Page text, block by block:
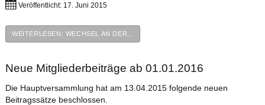
Veröffentlicht: 17. Juni 2015
WEITERLESEN: WECHSEL AN DER...
Neue Mitgliederbeiträge ab 01.01.2016
Die Hauptversammlung hat am 13.04.2015 folgende neuen
Beitragssätze beschlossen.